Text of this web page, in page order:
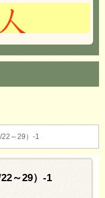
22～29）-1
～29）-1